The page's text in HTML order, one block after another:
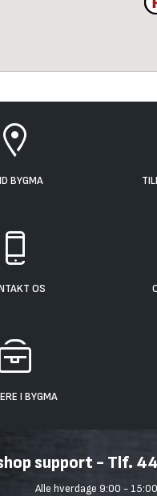
BYGMA
OS
I BYGMA
support - Tlf.
Alle hverdage 9:00 - 15:00